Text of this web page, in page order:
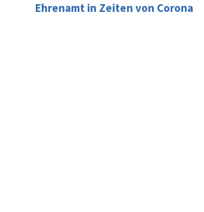
Ehrenamt in Zeiten von Corona